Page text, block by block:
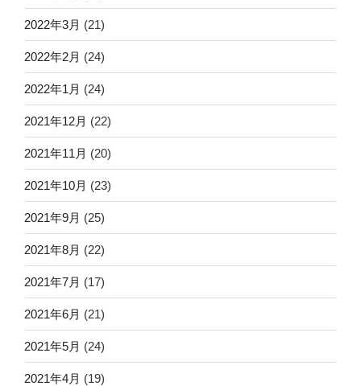
2022年3月 (21)
2022年2月 (24)
2022年1月 (24)
2021年12月 (22)
2021年11月 (20)
2021年10月 (23)
2021年9月 (25)
2021年8月 (22)
2021年7月 (17)
2021年6月 (21)
2021年5月 (24)
2021年4月 (19)